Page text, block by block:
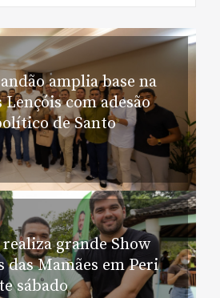
amplia base na
Lençóis com adesão
de Santo
grande Show
das Mamães em Peri
sábado